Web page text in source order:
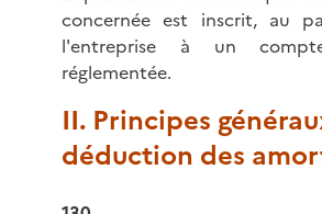
concernée est inscrit, au
l'entreprise à un
réglementée.
II. Principes
déduction des